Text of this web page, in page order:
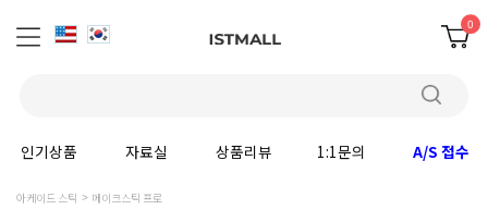
0
인기상품 자료실 상품리뷰 1:1문의 A/S 접수
아케이드 스틱 메이크스틱 프로